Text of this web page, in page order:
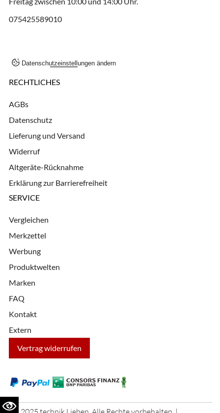
075425589010
Datenschutzeinstellungen ändern
RECHTLICHES
AGBs
Datenschutz
Lieferung und Versand
Widerruf
Altgeräte-Rücknahme
Erklärung zur Barrierefreiheit
SERVICE
Vergleichen
Merkzettel
Werbung
Produktwelten
Marken
FAQ
Kontakt
Extern
Vertrag widerrufen